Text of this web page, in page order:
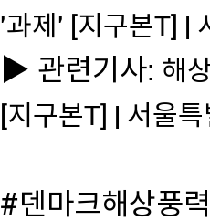
'과제' [지구본T] |
▶ 관련기사: 해
[지구본T] | 서울
#덴마크해상풍